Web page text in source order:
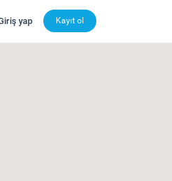
yap Kayıt ol